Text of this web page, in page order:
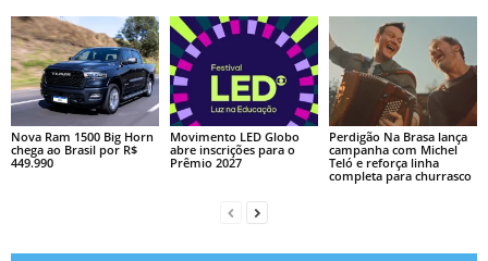
Nova Ram 1500 Big Horn
chega ao Brasil por R$
449.990
Movimento LED Globo
abre inscrições para o
Prêmio 2027
Perdigão Na Brasa lança
campanha com Michel
Teló e reforça linha
completa para churrasco